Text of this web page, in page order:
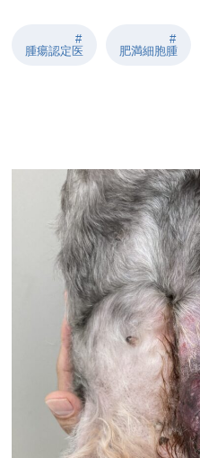
腫瘍認定医 肥満細胞腫